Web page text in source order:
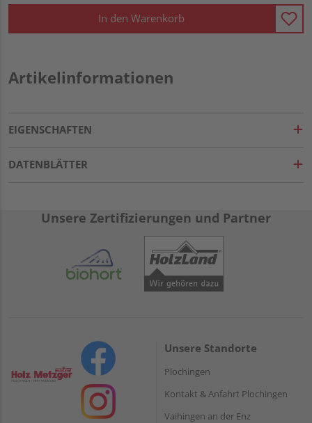
In den Warenkorb
Artikelinformationen
EIGENSCHAFTEN
DATENBLÄTTER
Unsere Zertifizierungen und Partner
Unsere Standorte
Plochingen
Kontakt & Anfahrt Plochingen
Vaihingen an der Enz